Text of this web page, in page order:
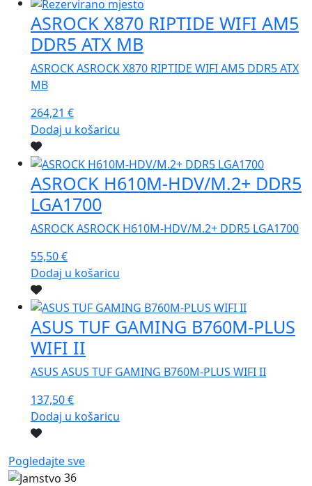
ASROCK X870 RIPTIDE WIFI AM5
DDR5 ATX MB
ASROCK ASROCK X870 RIPTIDE WIFI AM5 DDR5 ATX
MB
264,21 €
Dodaj u košaricu
ASROCK H610M-HDV/M.2+ DDR5
LGA1700
ASROCK ASROCK H610M-HDV/M.2+ DDR5 LGA1700
55,50€
Dodaj u košaricu
ASUS TUF GAMING B760M-PLUS
WIFI II
ASUS ASUS TUF GAMING B760M-PLUS WIFI II
137,50€
Dodaj u košaricu
Pogledajte sve
36